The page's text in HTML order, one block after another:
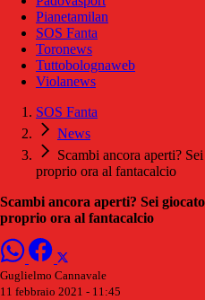
Pianetamilan
SOS Fanta
Toronews
Tuttobolognaweb
Violanews
SOS Fanta
News
Scambi ancora aperti?
proprio ora al fantacalcio
Scambi ancora aperti? Sei
proprio ora al fantacalcio
Guglielmo Cannavale
11 febbraio 2021 - 11:45